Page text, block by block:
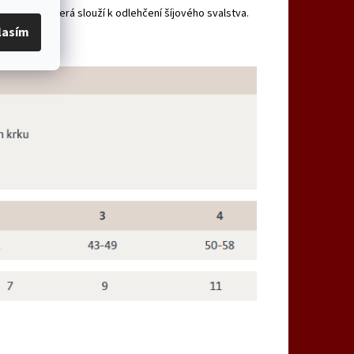
funkci, která slouží k odlehčení šíjového svalstva.